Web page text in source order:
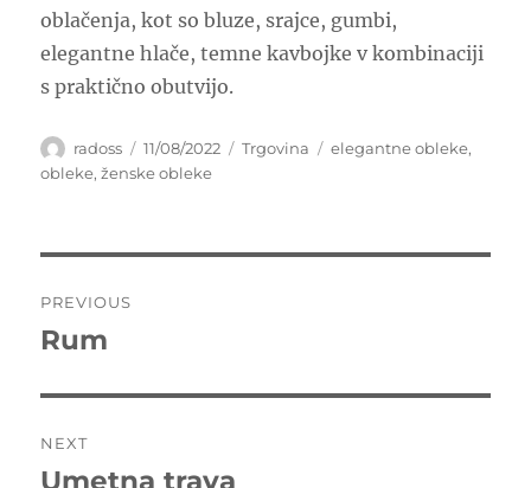
oblačenja, kot so bluze, srajce, gumbi,
elegantne hlače, temne kavbojke v kombinaciji
s praktično obutvijo.
Author
radoss
Posted
on
11/08/2022 Categories
Trgovina Tags
elegantne obleke,
obleke,ženske obleke
navigation
PREVIOUS
Previous
Rum
NEXT
Next
Umetna trava